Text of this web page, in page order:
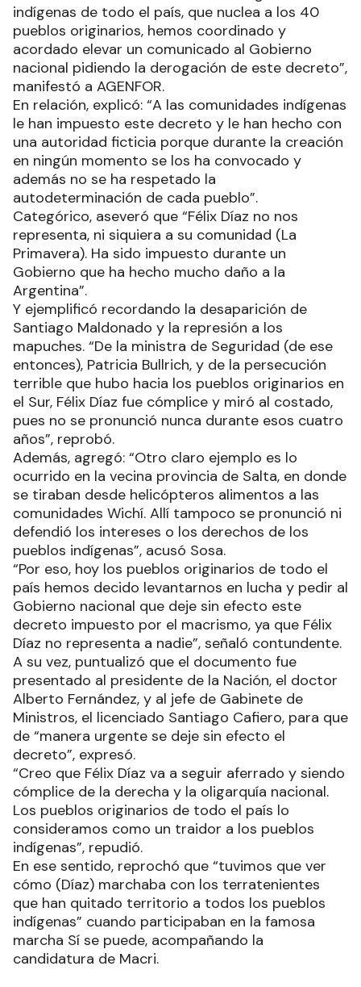
indígenas de todo el país, que nuclea a los 40
pueblos originarios, hemos coordinado y
acordado elevar un comunicado al Gobierno
nacional pidiendo la derogación de este decreto”,
manifestó a AGENFOR.
En relación, explicó: “A las comunidades indígenas
le han impuesto este decreto y le han hecho con
una autoridad ficticia porque durante la creación
en ningún momento se los ha convocado y
además no se ha respetado la
autodeterminación de cada pueblo”.
Categórico, aseveró que “Félix Díaz no nos
representa, ni siquiera a su comunidad (La
Primavera). Ha sido impuesto durante un
Gobierno que ha hecho mucho daño a la
Argentina”.
Y ejemplificó recordando la desaparición de
Santiago Maldonado y la represión a los
mapuches. “De la ministra de Seguridad (de ese
entonces), Patricia Bullrich, y de la persecución
terrible que hubo hacia los pueblos originarios en
el Sur, Félix Díaz fue cómplice y miró al costado,
pues no se pronunció nunca durante esos cuatro
años”, reprobó.
Además, agregó: “Otro claro ejemplo es lo
ocurrido en la vecina provincia de Salta, en donde
se tiraban desde helicópteros alimentos a las
comunidades Wichí. Allí tampoco se pronunció ni
defendió los intereses o los derechos de los
pueblos indígenas”, acusó Sosa.
“Por eso, hoy los pueblos originarios de todo el
país hemos decido levantarnos en lucha y pedir al
Gobierno nacional que deje sin efecto este
decreto impuesto por el macrismo, ya que Félix
Díaz no representa a nadie”, señaló contundente.
A su vez, puntualizó que el documento fue
presentado al presidente de la Nación, el doctor
Alberto Fernández, y al jefe de Gabinete de
Ministros, el licenciado Santiago Cafiero, para que
de “manera urgente se deje sin efecto el
decreto”, expresó.
“Creo que Félix Díaz va a seguir aferrado y siendo
cómplice de la derecha y la oligarquía nacional.
Los pueblos originarios de todo el país lo
consideramos como un traidor a los pueblos
indígenas”, repudió.
En ese sentido, reprochó que “tuvimos que ver
cómo (Díaz) marchaba con los terratenientes
que han quitado territorio a todos los pueblos
indígenas” cuando participaban en la famosa
marcha Sí se puede, acompañando la
candidatura de Macri.